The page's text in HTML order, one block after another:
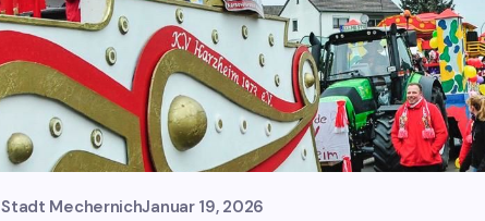
Stadt MechernichJanuar 19, 2026